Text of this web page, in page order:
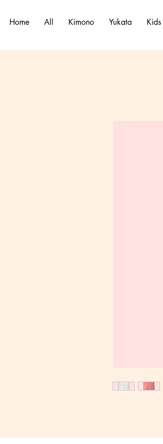
Home All Kimono Yukata Kids